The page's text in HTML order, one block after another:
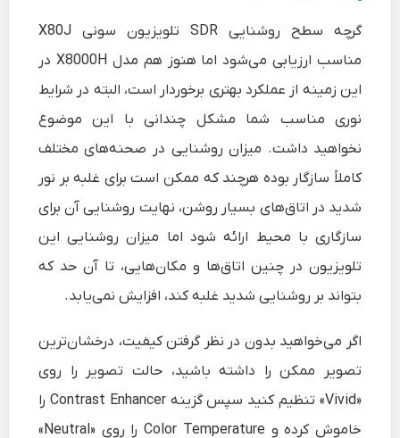
گرچه سطح روشنایی SDR تلویزیون سونی X80J
مناسب ارزیابی می‌شود اما هنوز هم مدل X8000H در
این زمینه از عملکرد بهتری برخوردار است، البته در شرایط
نوری مناسب شما مشکل چندانی با این موضوع
نخواهید داشت. میزان روشنایی در صحنه‌های مختلف
کاملاً سازگار بوده هرچند که ممکن است برای غلبه بر نور
شدید در اتاق‌های بسیار روشن، نهایت روشنایی آن برای
سازگاری با محیط ارائه شود اما میزان روشنایی این
تلویزیون در چنین اتاق‌ها و مکان‌هایی، تا آن حد که
بتواند بر روشنایی شدید غلبه کند، افزایش نمی‌یابد.
اگر می‌خواهید بدون در نظر گرفتن کیفیت، درخشان‌ترین
تصویر ممکن را داشته باشید، حالت تصویر را روی
Vivid» تنظیم کنید سپس گزینهContrast Enhancerرا
خاموش کرده و Color Temperature را روی «Neutral»